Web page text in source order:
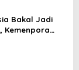
Bakal Jadi
Kemenpora